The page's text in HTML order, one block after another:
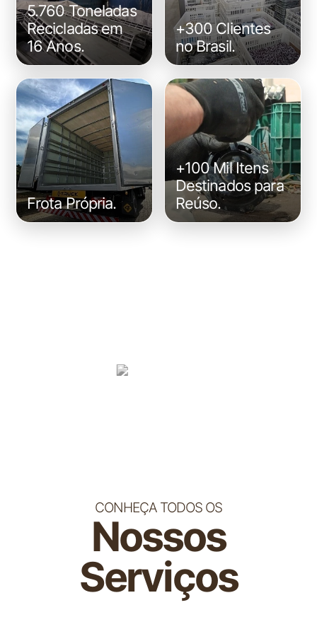
5.760 Toneladas
Recicladas em
16 Anos.
+300 Clientes
no Brasil.
Frota Própria.
+100 Mil Itens
Destinados para
Reúso.
CONHEÇA TODOS OS
Nossos
Serviços